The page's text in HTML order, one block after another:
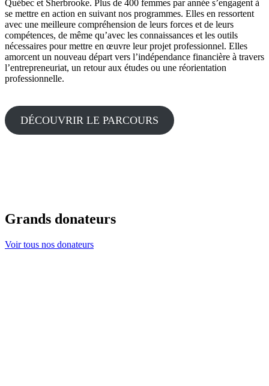
Québec et Sherbrooke. Plus de 400 femmes par année s’engagent à
se mettre en action en suivant nos programmes. Elles en ressortent
avec une meilleure compréhension de leurs forces et de leurs
compétences, de même qu’avec les connaissances et les outils
nécessaires pour mettre en œuvre leur projet professionnel. Elles
amorcent un nouveau départ vers l’indépendance financière à travers
l’entrepreneuriat, un retour aux études ou une réorientation
professionnelle.
DÉCOUVRIR LE PARCOURS
Grands donateurs
Voir tous nos donateurs